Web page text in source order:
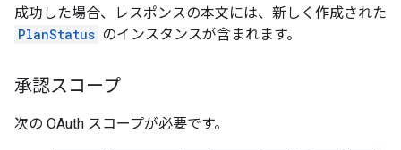
成功した場合、レスポンスの本文には、新しく作成された
PlanStatus のインスタンスが含まれます。
承認スコープ
次の OAuth スコープが必要です。